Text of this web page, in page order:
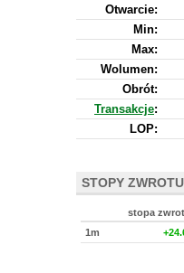
Otwarcie:
Min:
Max:
Wolumen:
Obrót:
Transakcje:
LOP:
STOPY ZWROTU
stopa
1m